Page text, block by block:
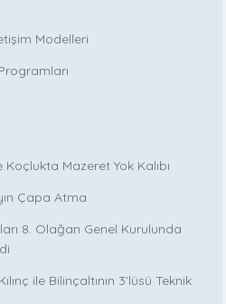
Modelleri
Koçlukta Mazeret Yok Kalıbı
Çapa Atma
8. Olağan Genel Kurulunda
ile Bilinçaltının 3’lüsü Teknik